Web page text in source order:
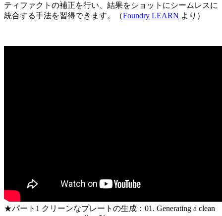
ティファクトの補正を行い、結果をショットにシームレスに
統合する手法を習得できます。（Foundry LEARN より）
★パート1 クリーンなプレートの生成：01. Generating a clean